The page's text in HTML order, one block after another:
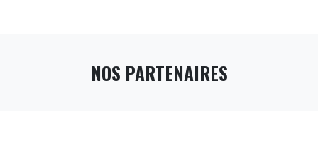
NOS PARTENAIRES